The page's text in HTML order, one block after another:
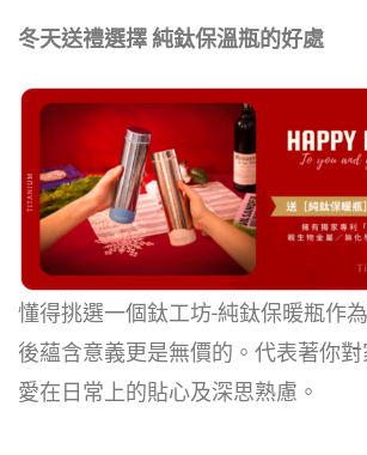
冬天送禮選擇 純鈦保溫瓶的好處
懂得挑選一個鈦工坊-純鈦保暖瓶作
後蘊含意義更是無價的。代表著你
愛在日常上的貼心及深思熟慮。